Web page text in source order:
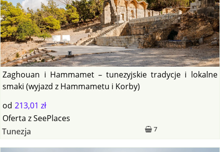
Zaghouan i Hammamet – tunezyjskie tradycje i lokalne
smaki (wyjazd z Hammametu i Korby)
od 213,01 zł
7
Oferta zSeePlaces
Tunezja